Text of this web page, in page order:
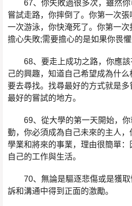
67、你失敗過很多次，雖然你
嘗試走路，你摔倒了。你第一次
一次游泳，你快淹死了。你第一
擔心失敗;需要擔心的是如果你畏
68、要走上成功之路，你應該
己的興趣，知道自己希望成為什
要去尋找。找尋最好的方式就是
最好的嘗試的地方。
69、從大學的第一天開始，你
動，你必須成為自己未來的主人
學業和將來的事業，理由很簡單
自己的工作與生活。
70、無論是驅逐悲傷或是獲取
訴和溝通中得到正面的激勵。